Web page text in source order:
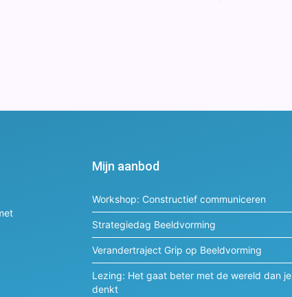
Mijn aanbod
Workshop: Constructief communiceren
Strategiedag Beeldvorming
Verandertraject Grip op Beeldvorming
Lezing: Het gaat beter met de wereld dan je
denkt